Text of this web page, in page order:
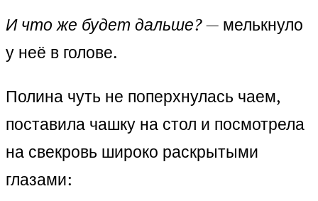
И что же будет дальше?— мелькнуло
у неё в голове.
Полина чуть не поперхнулась чаем,
поставила чашку на стол и посмотрела
на свекровь широко раскрытыми
глазами: